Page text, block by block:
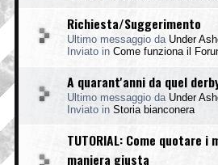
Richiesta/Suggerimento
Ultimo messaggio da Under
Inviato in Come funziona il
A quarant'anni da quel
Ultimo messaggio da Under
Inviato in Storia bianconera
TUTORIAL: Come quotare i
maniera giusta